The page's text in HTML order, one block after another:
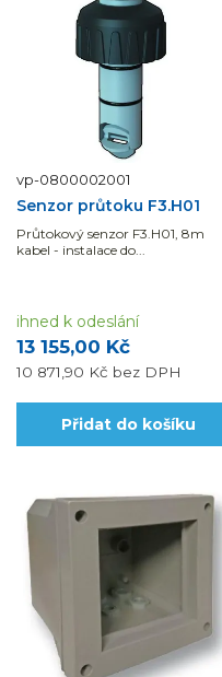
vp-0800002001
Senzor průtoku F3.H01
Průtokový senzor F3.H01, 8m
kabel - instalace do...
13 155,00 Kč
10 871,90 Kč bez DPH
ihned k odeslání
Přidat do košíku